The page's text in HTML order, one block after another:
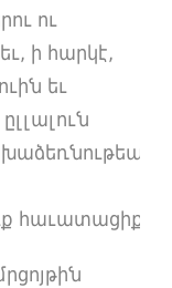
ու
ի հարկէ,
եւ
հաւատացիք